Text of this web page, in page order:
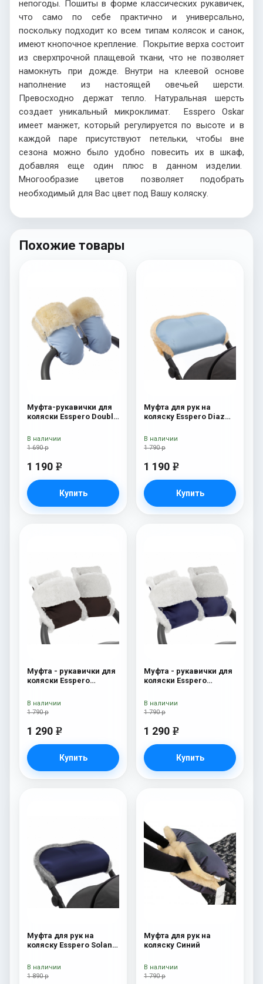
непогоды. Пошиты в форме классических рукавичек,
что само по себе практично и универсально,
поскольку подходит ко всем типам колясок и санок,
имеют кнопочное крепление. Покрытие верха состоит
из сверхпрочной плащевой ткани, что не позволяет
намокнуть при дожде. Внутри на клеевой основе
наполнение из настоящей овечьей шерсти.
Превосходно держат тепло. Натуральная шерсть
создает уникальный микроклимат. Esspero Oskar
имеет манжет, который регулируется по высоте и в
каждой паре присутствуют петельки, чтобы вне
сезона можно было удобно повесить их в шкаф,
добавляя еще один плюс в данном изделии.
Многообразие цветов позволяет подобрать
необходимый для Вас цвет под Вашу коляску.
Похожие товары
Муфта-рукавички для
коляски Esspero Double
Blue Mountain
1 690 р
1 190 e
Купить
В наличии
Муфта для рук на
коляску Esspero Diaz
Blue Mountain
1 790 р
1 190 e
Купить
В наличии
Муфта - рукавички для
коляски Esspero
шерсть) Chocolat
1 790 р
1 290 e
Купить
В наличии
Муфта - рукавички для
коляски Esspero
шерсть) Navy
1 790 р
1 290 e
Купить
В наличии
Муфта для рук на
коляску Esspero Solana
Deep Ocean
1 890 р
В наличии
Муфта для рук на
коляску Синий
1 790 р
В наличии